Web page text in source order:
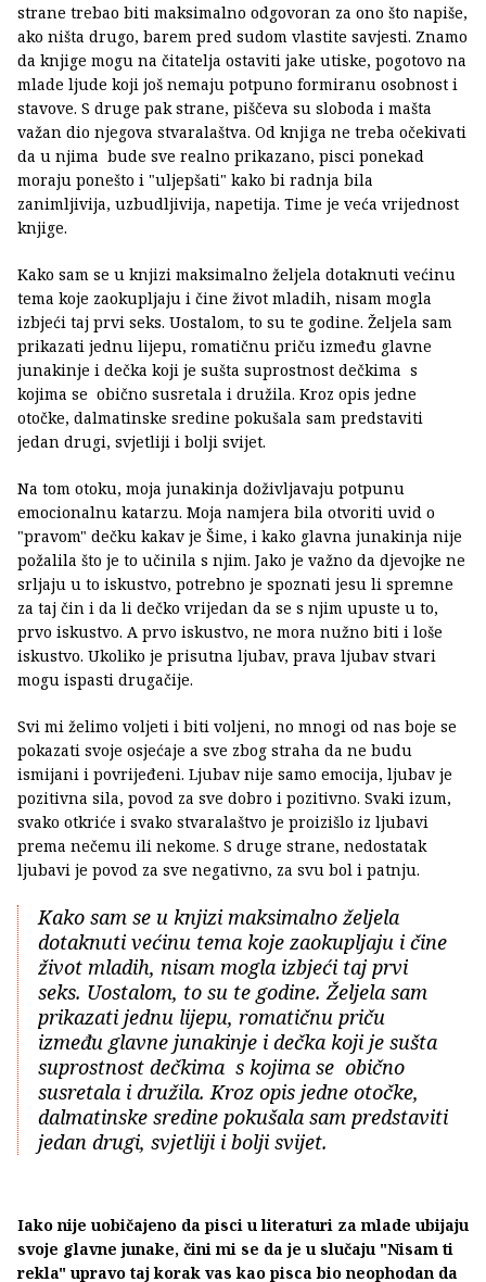
strane trebao biti maksimalno odgovoran za ono što napiše,
ako ništa drugo, barem pred sudom vlastite savjesti. Znamo
da knjige mogu na čitatelja ostaviti jake utiske, pogotovo na
mlade ljude koji još nemaju potpuno formiranu osobnost i
stavove. S druge pak strane, piščeva su sloboda i mašta
važan dio njegova stvaralaštva. Od knjiga ne treba očekivati
da u njima bude sve realno prikazano, pisci ponekad
moraju ponešto i "uljepšati" kako bi radnja bila
zanimljivija, uzbudljivija, napetija. Time je veća vrijednost
knjige.
Kako sam se u knjizi maksimalno željela dotaknuti većinu
tema koje zaokupljaju i čine život mladih, nisam mogla
izbjeći taj prvi seks. Uostalom, to su te godine. Željela sam
prikazati jednu lijepu, romatičnu priču između glavne
junakinje i dečka koji je sušta suprostnost dečkima s
kojima se obično susretala i družila. Kroz opis jedne
otočke, dalmatinske sredine pokušala sam predstaviti
jedan drugi, svjetliji i bolji svijet.
Na tom otoku, moja junakinja doživljavaju potpunu
emocionalnu katarzu. Moja namjera bila otvoriti uvid o
"pravom" dečku kakav je Šime, i kako glavna junakinja nije
požalila što je to učinila s njim. Jako je važno da djevojke ne
srljaju u to iskustvo, potrebno je spoznati jesu li spremne
za taj čin i da li dečko vrijedan da se s njim upuste u to,
prvo iskustvo. A prvo iskustvo, ne mora nužno biti i loše
iskustvo. Ukoliko je prisutna ljubav, prava ljubav stvari
mogu ispasti drugačije.
Svi mi želimo voljeti i biti voljeni, no mnogi od nas boje se
pokazati svoje osjećaje a sve zbog straha da ne budu
ismijani i povrijeđeni. Ljubav nije samo emocija, ljubav je
pozitivna sila, povod za sve dobro i pozitivno. Svaki izum,
svako otkriće i svako stvaralaštvo je proizišlo iz ljubavi
prema nečemu ili nekome. S druge strane, nedostatak
ljubavi je povod za sve negativno, za svu bol i patnju.
Kako sam se u knjizi maksimalno željela
dotaknuti većinu tema koje zaokupljaju i čine
život mladih, nisam mogla izbjeći taj prvi
seks. Uostalom, to su te godine. Željela sam
prikazati jednu lijepu, romatičnu priču
između glavne junakinje i dečka koji je sušta
suprostnost dečkima s kojima se obično
susretala i družila. Kroz opis jedne otočke,
dalmatinske sredine pokušala sam predstaviti
jedan drugi, svjetliji i bolji svijet.
Iako nije uobičajeno da pisci u literaturi za mlade ubijaju
svoje glavne junake, čini mi se da je u slučaju "Nisam ti
rekla" upravo taj korak vas kao pisca bio neophodan da